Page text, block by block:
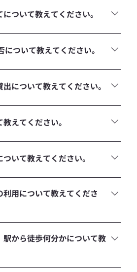
ついて教えてください。
ァサードと階段の範囲は可能です。
ついて教えてください。
程度の音量であれば可能です。
について教えてください。
105L) 冷凍庫
41L) がございま
えてください。
いて教えてください。
ければ可能です。
用について教えてくださ
可、運び出しや戻しにご協力お願い
から徒歩何分かについて教